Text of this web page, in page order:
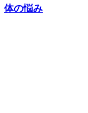
体の悩み